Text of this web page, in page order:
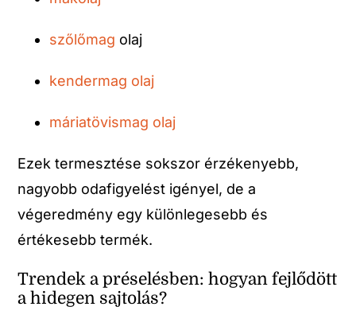
szőlőmag olaj
kendermag olaj
máriatövismag olaj
Ezek termesztése sokszor érzékenyebb,
nagyobb odafigyelést igényel, de a
végeredmény egy különlegesebb és
értékesebb termék.
Trendek a préselésben: hogyan fejlődött
a hidegen sajtolás?